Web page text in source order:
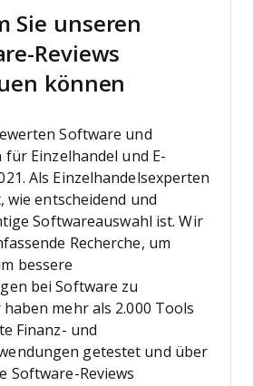
Sie unseren
Reviews
können
Software und
Einzelhandel und E-
Als Einzelhandelsexperten
wie entscheidend und
Softwareauswahl ist. Wir
Recherche, um
bessere
bei Software zu
haben mehr als 2.000 Tools
Finanz- und
getestet und über
Software-Reviews